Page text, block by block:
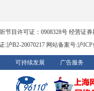
节目许可证：0908328号 经营证
:沪B2-20070217 网站备案号:沪
可持续发展 广告服务